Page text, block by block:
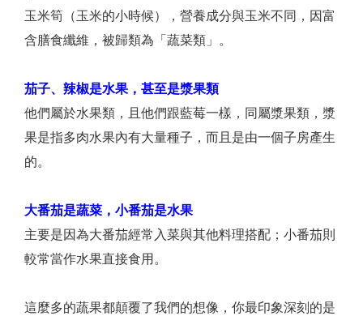
玉米筍（玉米的小時候），營養成分與玉米不同，因富
含膳食纖維，被歸類為「蔬菜類」。
茄子、辣椒是水果，甚至是漿果類
他們屬於水果類，且他們跟藍莓一樣，同屬漿果類，漿
果是指多肉水果內有大量種子，而且是由一個子房產生
的。
大番茄是蔬菜，小番茄是水果
主要是因為大番茄經常入菜與其他料理搭配；小番茄則
較常當作水果直接食用。
這麼多的蔬果都顛覆了我們的想像，你最印象深刻的是